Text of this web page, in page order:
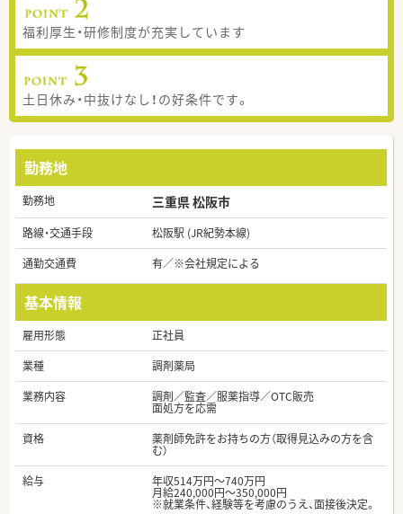
福利厚生・研修制度が充実しています
土日休み・中抜けなし！の好条件です。
勤務地
勤務地 三重県 松阪市
路線・交通手段
松阪駅 (JR紀勢本線)
通勤交通費
有／※会社規定による
基本情報
雇用形態
正社員
業種
調剤薬局
業務内容
調剤／監査／服薬指導／OTC販売
面処方を応需
資格
薬剤師免許をお持ちの方（取得見込みの方を含
む）
給与
年収514万円～740万円
月給240,000円～350,000円
※就業条件、経験等を考慮のうえ、面接後決定。